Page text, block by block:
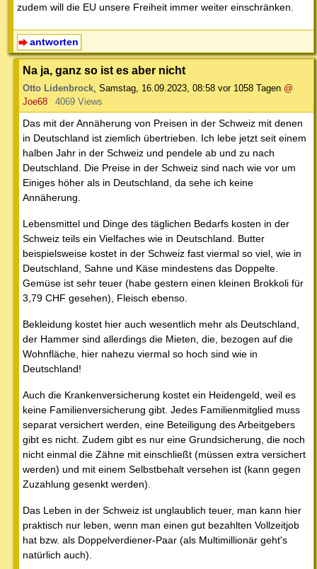
zudem will die EU unsere Freiheit immer weiter einschränken.
antworten
Na ja, ganz so ist es aber nicht
Otto Lidenbrock Samstag, 16.09.2023, 08:58 vor 1058 Tagen @
Joe68
4069 Views
Das mit der Annäherung von Preisen in der Schweiz mit denen
in Deutschland ist ziemlich übertrieben. Ich lebe jetzt seit einem
halben Jahr in der Schweiz und pendele ab und zu nach
Deutschland. Die Preise in der Schweiz sind nach wie vor um
Einiges höher als in Deutschland, da sehe ich keine
Annäherung.
Lebensmittel und Dinge des täglichen Bedarfs kosten in der
Schweiz teils ein Vielfaches wie in Deutschland. Butter
beispielsweise kostet in der Schweiz fast viermal so viel, wie in
Deutschland, Sahne und Käse mindestens das Doppelte.
Gemüse ist sehr teuer (habe gestern einen kleinen Brokkoli für
3,79 CHF gesehen), Fleisch ebenso.
Bekleidung kostet hier auch wesentlich mehr als Deutschland,
der Hammer sind allerdings die Mieten, die, bezogen auf die
Wohnfläche, hier nahezu viermal so hoch sind wie in
Deutschland!
Auch die Krankenversicherung kostet ein Heidengeld, weil es
keine Familienversicherung gibt. Jedes Familienmitglied muss
separat versichert werden, eine Beteiligung des Arbeitgebers
gibt es nicht. Zudem gibt es nur eine Grundsicherung, die noch
nicht einmal die Zähne mit einschließt (müssen extra versichert
werden) und mit einem Selbstbehalt versehen ist (kann gegen
Zuzahlung gesenkt werden).
Das Leben in der Schweiz ist unglaublich teuer, man kann hier
praktisch nur leben, wenn man einen gut bezahlten Vollzeitjob
hat bzw. als Doppelverdiener-Paar (als Multimillionär geht's
natürlich auch).